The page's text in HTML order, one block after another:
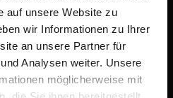
auf unsere Website zu
wir Informationen zu Ihrer
an unsere Partner für
Analysen weiter. Unsere
möglicherweise mit